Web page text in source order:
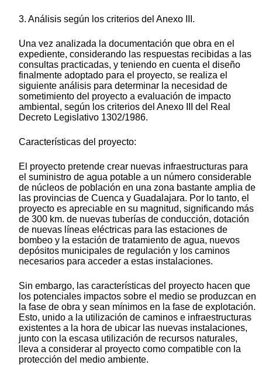
3. Análisis según los criterios del Anexo III.
Una vez analizada la documentación que obra en el
expediente, considerando las respuestas recibidas a las
consultas practicadas, y teniendo en cuenta el diseño
finalmente adoptado para el proyecto, se realiza el
siguiente análisis para determinar la necesidad de
sometimiento del proyecto a evaluación de impacto
ambiental, según los criterios del Anexo III del Real
Decreto Legislativo 1302/1986.
Características del proyecto:
El proyecto pretende crear nuevas infraestructuras para
el suministro de agua potable a un número considerable
de núcleos de población en una zona bastante amplia de
las provincias de Cuenca y Guadalajara. Por lo tanto, el
proyecto es apreciable en su magnitud, significando más
de 300 km. de nuevas tuberías de conducción, dotación
de nuevas líneas eléctricas para las estaciones de
bombeo y la estación de tratamiento de agua, nuevos
depósitos municipales de regulación y los caminos
necesarios para acceder a estas instalaciones.
Sin embargo, las características del proyecto hacen que
los potenciales impactos sobre el medio se produzcan en
la fase de obra y sean mínimos en la fase de explotación.
Esto, unido a la utilización de caminos e infraestructuras
existentes a la hora de ubicar las nuevas instalaciones,
junto con la escasa utilización de recursos naturales,
lleva a considerar al proyecto como compatible con la
protección del medio ambiente.